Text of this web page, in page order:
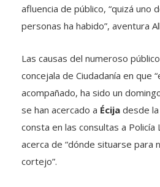
afluencia de público, “quizá uno
personas ha habido”, aventura
Las causas del numeroso
concejala de Ciudadanía en que
acompañado, ha sido un
se han acercado a Écija desde
consta en las consultas a Policía
acerca de “dónde situarse para
cortejo”.